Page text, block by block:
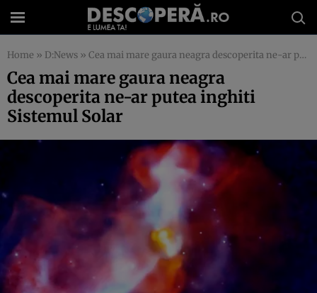
Home » D:News » Cea mai mare gaura neagra descoperita ne-ar putea inghiti Sistemul Solar
Cea mai mare gaura neagra
descoperita ne-ar putea inghiti
Sistemul Solar